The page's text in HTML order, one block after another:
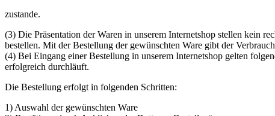
zustande.
(3) Die Präsentation der Waren in unserem Internetshop stellen kein
bestellen. Mit der Bestellung der gewünschten Ware gibt der
(4) Bei Eingang einer Bestellung in unserem Internetshop gelten
erfolgreich durchläuft.
Die Bestellung erfolgt in folgenden Schritten:
1) Auswahl der gewünschten Ware